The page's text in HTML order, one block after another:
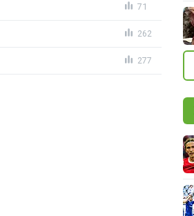
71
262
277